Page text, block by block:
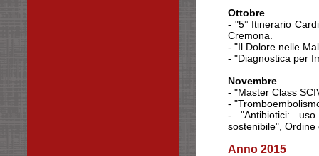
Ottobre
- "5° Itinerario
Cremona.
- "Il Dolore nelle
- "Diagnostica per
Novembre
- "Master Class
-
- "Antibiotici:
sostenibile", Ordine
Anno 2015